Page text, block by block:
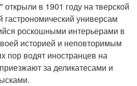
в 1901 году на тверской
универсам
роскошными интерьерами в
историей и неповторимым
пор водят иностранцев на
за деликатесами и